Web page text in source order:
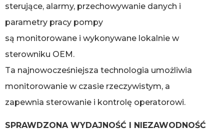
sterujące, alarmy, przechowywanie danych i
parametry pracy pompy
są monitorowane i wykonywane lokalnie w
sterowniku OEM.
Ta najnowocześniejsza technologia umożliwia
monitorowanie w czasie rzeczywistym, a
zapewnia sterowanie i kontrolę operatorowi.
SPRAWDZONA WYDAJNOŚĆ I NIEZAWODNOŚĆ